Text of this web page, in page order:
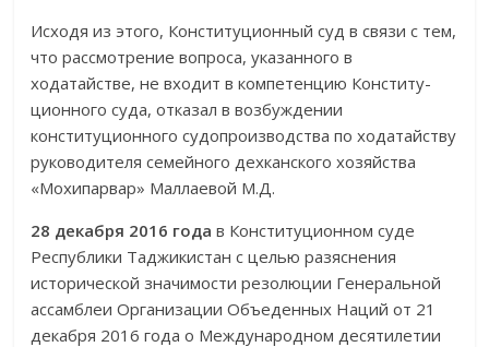
Исходя из этого, Конституционный суд в связи с тем,
что рассмотрение вопроса, указанного в
ходатайстве, не входит в компетенцию Конститу­
ционного суда, отказал в возбуждении
конституционного судопроиз­водства по ходатайству
руководителя семейного дехканского хозяйства
«Мохипарвар» Маллаевой М.Д.
28 декабря 2016 года в Конституционном суде
Республики Таджикистан с целью разяснения
исторической значимости резолюции Генеральной
ассамб­леи Организации Объеденных Наций от 21
декабря 2016 года о Между­народ­ном десятилетии